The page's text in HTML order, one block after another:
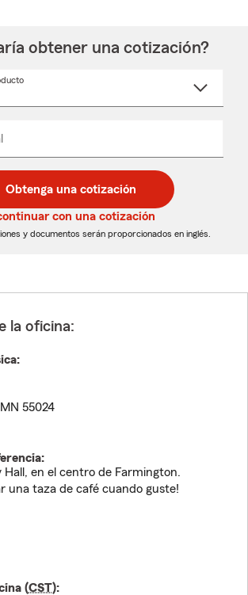
obtener una cotización?
desplegable
de
5
dígitos
de
5
dígitos
Obtenga una cotización
con una cotización
y documentos serán proporcionados en inglés.
la oficina:
MN 55024
Hall, en el centro de Farmington.
una taza de café cuando guste!
(CST):